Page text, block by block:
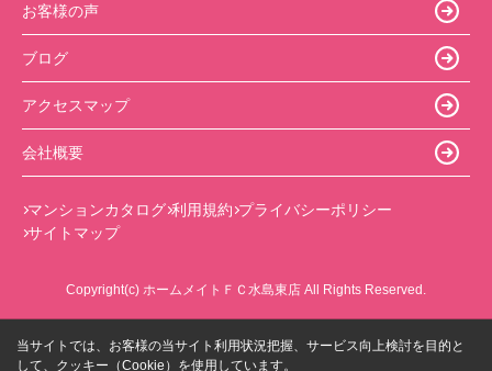
お客様の声
ブログ
アクセスマップ
会社概要
マンションカタログ 利用規約 プライバシーポリシー
サイトマップ
Copyright(c) ホームメイトＦＣ水島東店 All Rights Reserved.
当サイトでは、お客様の当サイト利用状況把握、サービス向上検討を目的と
して、クッキー（Cookie）を使用しています。